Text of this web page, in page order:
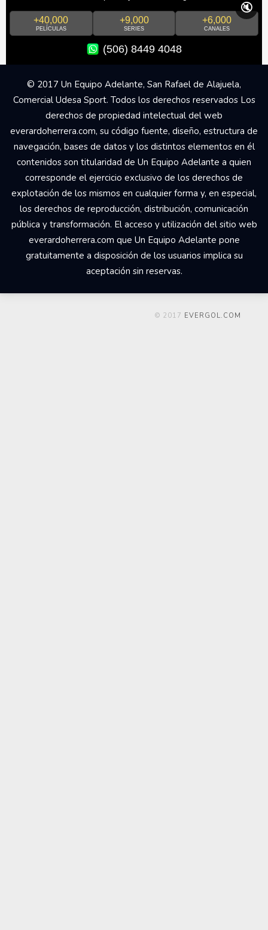
+40,000
PELÍCULAS
+9,000
SERIES
+6,000
CANALES
(506) 8449 4048
🔇
© 2017 Un Equipo Adelante, San Rafael de Alajuela,
Comercial Udesa Sport. Todos los derechos reservados Los
derechos de propiedad intelectual del web
everardoherrera.com, su código fuente, diseño, estructura de
navegación, bases de datos y los distintos elementos en él
contenidos son titularidad de Un Equipo Adelante a quien
corresponde el ejercicio exclusivo de los derechos de
explotación de los mismos en cualquier forma y, en especial,
los derechos de reproducción, distribución, comunicación
pública y transformación. El acceso y utilización del sitio web
everardoherrera.com que Un Equipo Adelante pone
gratuitamente a disposición de los usuarios implica su
aceptación sin reservas.
© 2017 EVERGOL.COM